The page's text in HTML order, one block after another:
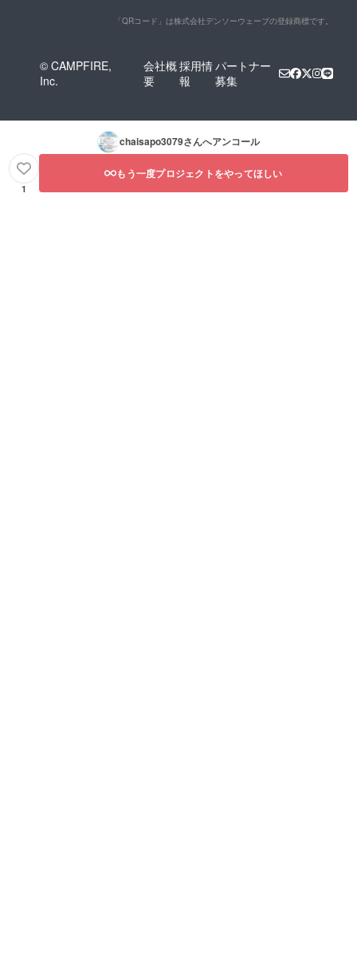
「QRコード」は株式会社デンソーウェーブの登録商標です。
© CAMPFIRE,
Inc.
会社概
要
採用情
報
パートナー
募集
chaisapo3079さんへアンコール
1
もう一度プロジェクトをやってほしい